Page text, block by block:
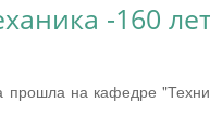
-160
на кафедре